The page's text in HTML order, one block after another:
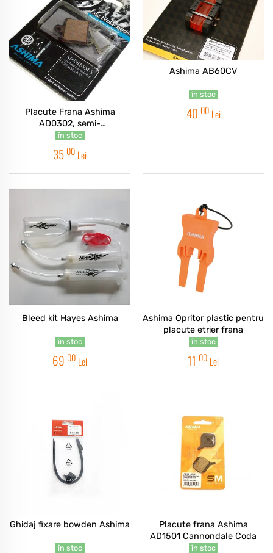
Placute Frana Ashima
AD0302, semi-
metalice,compatibile Hope
Mono D550
în stoc
35 00 Lei
Ashima AB60CV
în stoc
40 00 Lei
Bleed kit Hayes Ashima
în stoc
69 00 Lei
Ashima Opritor plastic pentru
placute etrier frana
în stoc
11 00 Lei
Ghidaj fixare bowden Ashima
în stoc
Placute frana Ashima
AD1501 Cannondale Coda
în stoc